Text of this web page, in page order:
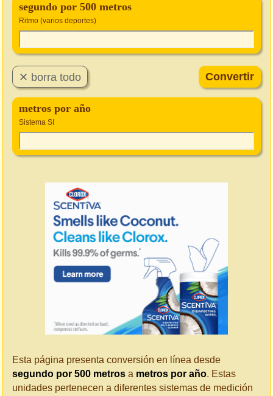
segundo por 500 metros
Ritmo (varios deportes)
metros por año
Sistema SI
Esta página presenta conversión en línea desde
segundo por 500 metros a metros por año. Estas
unidades pertenecen a diferentes sistemas de medición